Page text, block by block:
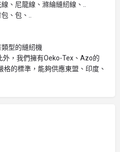
、尼龍線、滌綸縫紉線、..
、包、..
型的縫紉機
外，我們擁有Oeko-Tex、Azo的
的標準，能夠供應東盟、印度、